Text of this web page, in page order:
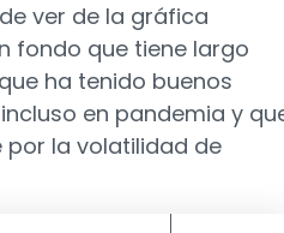
ver de la gráfica
fondo que tiene largo
ha tenido buenos
en pandemia y
por la volatilidad de